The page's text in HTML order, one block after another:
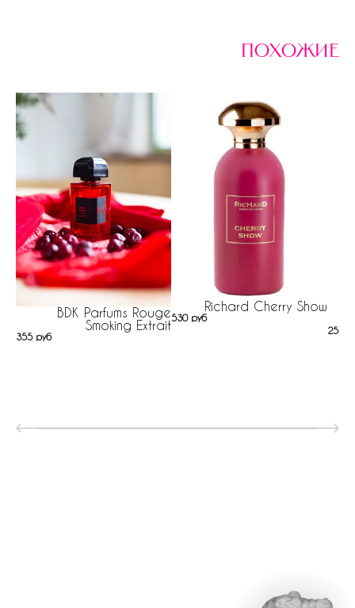
похожие
BDK Parfums Rouge
Smoking Extrait
355 руб
Richard Cherry Show
530 руб
252